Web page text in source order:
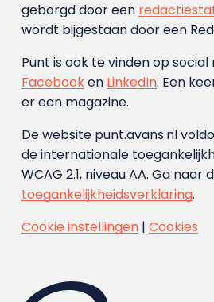
geborgd door een
wordt bijgestaan door een
Punt is ook te vinden op social
Facebooken LinkedIn. Een
er een magazine.
De website punt.avans.nl
de internationale
WCAG 2.1, niveau AA. Ga naar
toegankelijkheidsverklaring.
Cookie instellingen| Cookies